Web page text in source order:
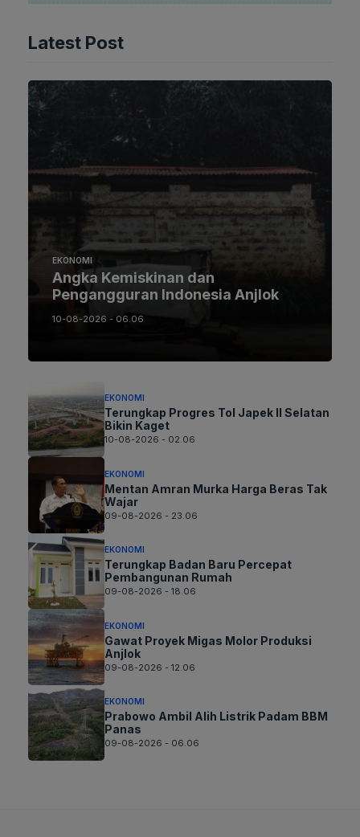
Latest Post
EKONOMI
Angka Kemiskinan dan
Pengangguran Indonesia Anjlok
10-08-2026 - 06.06
EKONOMI
Terungkap Progres Tol Japek II Selatan
Bikin Kaget
10-08-2026 - 02.06
EKONOMI
Mentan Amran Murka Harga Beras Tak
Wajar
09-08-2026 - 23.06
EKONOMI
Terungkap Badan Baru Percepat
Pembangunan Rumah
09-08-2026 - 18.06
EKONOMI
Gawat Proyek Migas Molor Produksi
Anjlok
09-08-2026 - 12.06
EKONOMI
Prabowo Ambil Alih Listrik Padam BBM
Panas
09-08-2026 - 06.06